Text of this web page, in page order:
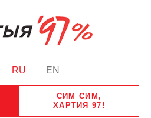
RU EN
СИМ СИМ,
ХАРТИЯ 97!